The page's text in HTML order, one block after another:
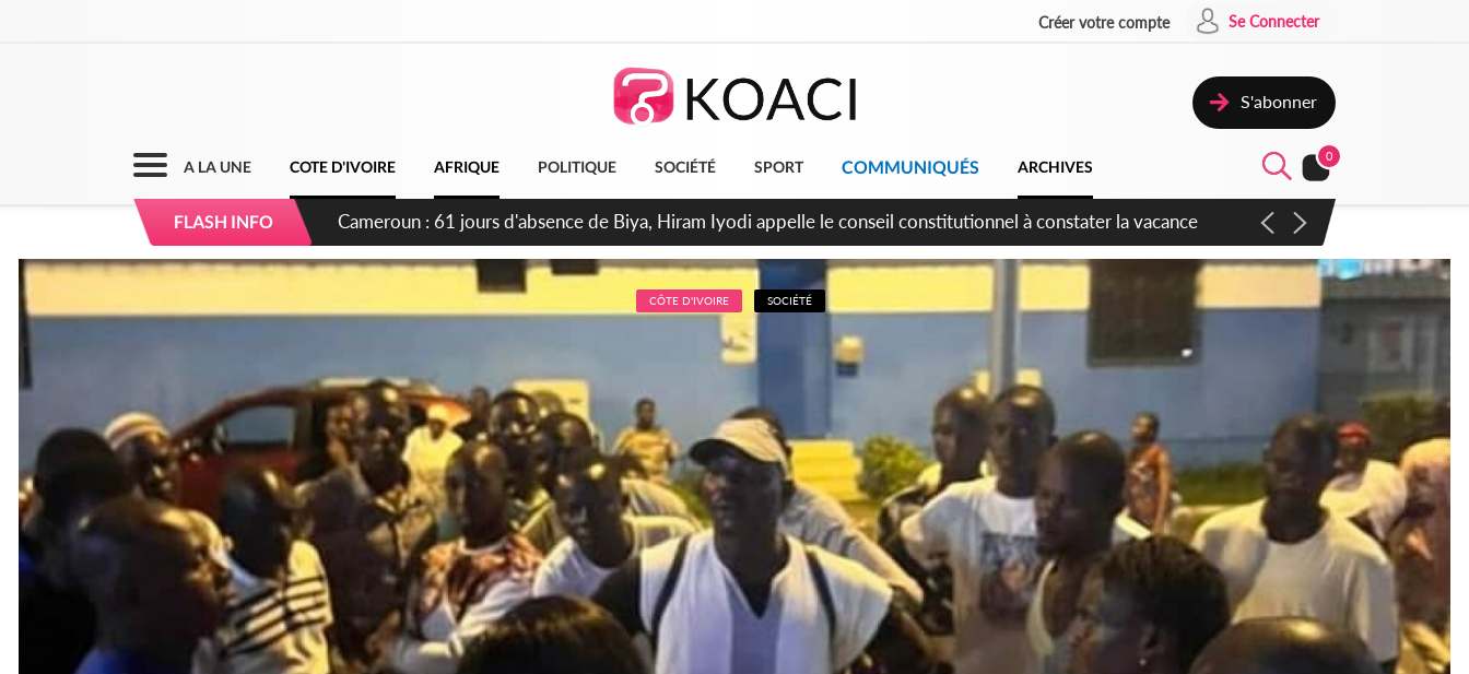
Créer votre compte Se Connecter
S'abonner
A LA UNE COTE D'IVOIRE AFRIQUE POLITIQUE SOCIÉTÉ SPORT COMMUNIQUÉS ARCHIVES
0
FLASH INFO Côte d'Ivoire : Fin de la pagaille au PDCI-RDA, Lessiehi bannit les mouvements sauvages
CÔTE D'IVOIRE SOCIÉTÉ